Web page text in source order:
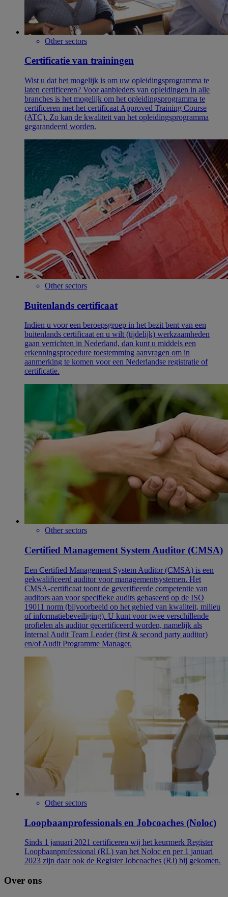
Other sectors
Certificatie van trainingen
Wist u dat het mogelijk is om uw opleidingsprogramma te
laten certificeren? Voor aanbieders van opleidingen in alle
branches is het mogelijk om het opleidingsprogramma te
certificeren met het certificaat Approved Training Course
(ATC). Zo kan de kwaliteit van het opleidingsprogramma
gegarandeerd worden.
Other sectors
Buitenlands certificaat
Indien u voor een beroepsgroep in het bezit bent van een
buitenlands certificaat en u wilt (tijdelijk) werkzaamheden
gaan verrichten in Nederland, dan kunt u middels een
erkenningsprocedure toestemming aanvragen om in
aanmerking te komen voor een Nederlandse registratie of
certificatie.
Other sectors
Certified Management System Auditor (CMSA)
Een Certified Management System Auditor (CMSA) is een
gekwalificeerd auditor voor managementsystemen. Het
CMSA-certificaat toont de geverifieerde competentie van
auditors aan voor specifieke audits gebaseerd op de ISO
19011 norm (bijvoorbeeld op het gebied van kwaliteit, milieu
of informatiebeveiliging). U kunt voor twee verschillende
profielen als auditor gecertificeerd worden, namelijk als
Internal Audit Team Leader (first & second party auditor)
en/of Audit Programme Manager.
Other sectors
Loopbaanprofessionals en Jobcoaches (Noloc)
Sinds 1 januari 2021 certificeren wij het keurmerk Register
Loopbaanprofessional (RL) van het Noloc en per 1 januari
2023 zijn daar ook de Register Jobcoaches (RJ) bij gekomen.
Over ons